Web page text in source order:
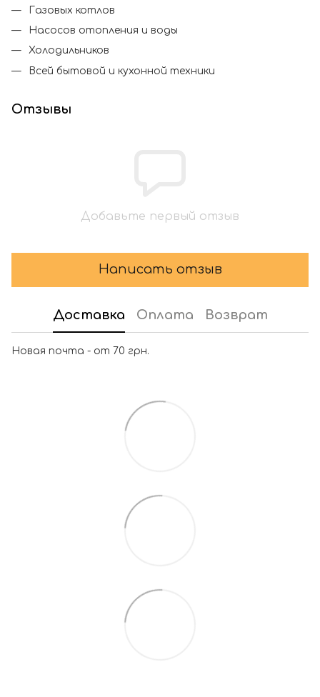
Газовых котлов
Насосов отопления и воды
Холодильников
Всей бытовой и кухонной техники
Отзывы
Добавьте первый отзыв
Написать отзыв
Доставка Оплата Возврат
Новая почта - от 70 грн.